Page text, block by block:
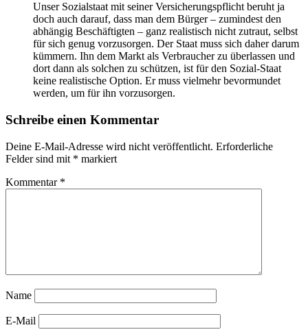
Unser Sozialstaat mit seiner Versicherungspflicht beruht ja
doch auch darauf, dass man dem Bürger – zumindest den
abhängig Beschäftigten – ganz realistisch nicht zutraut, selbst
für sich genug vorzusorgen. Der Staat muss sich daher darum
kümmern. Ihn dem Markt als Verbraucher zu überlassen und
dort dann als solchen zu schützen, ist für den Sozial-Staat
keine realistische Option. Er muss vielmehr bevormundet
werden, um für ihn vorzusorgen.
Schreibe einen Kommentar
Deine E-Mail-Adresse wird nicht veröffentlicht. Erforderliche
Felder sind mit * markiert
Kommentar *
Name
E-Mail